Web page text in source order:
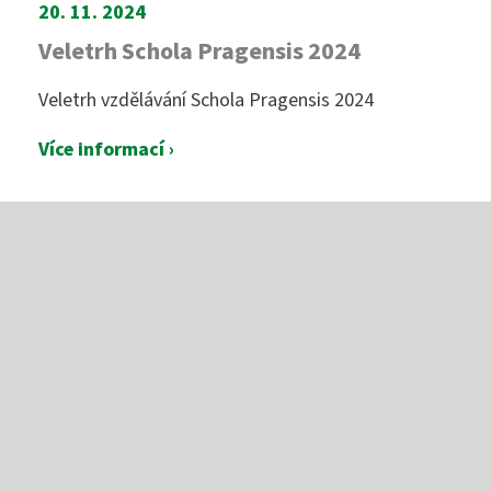
20. 11. 2024
Veletrh Schola Pragensis 2024
Veletrh vzdělávání Schola Pragensis 2024
Více informací ›